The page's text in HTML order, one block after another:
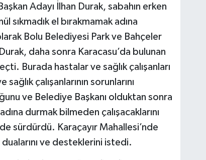
Adayı İlhan Durak, sabahın erken
sıkmadık el bırakmamak adına
Bolu Belediyesi Park ve Bahçeler
daha sonra Karacasu’da bulunan
Burada hastalar ve sağlık çalışanları
çalışanlarının sorunlarını
ve Belediye Başkanı olduktan sonra
durmak bilmeden çalışacaklarını
sürdürdü. Karaçayır Mahallesi’nde
ve desteklerini istedi.